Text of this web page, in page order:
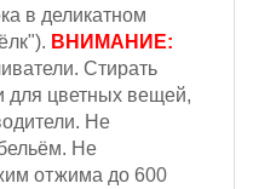
в деликатном
ВНИМАНИЕ:
Стирать
для цветных вещей,
Не
Не
отжима до 600